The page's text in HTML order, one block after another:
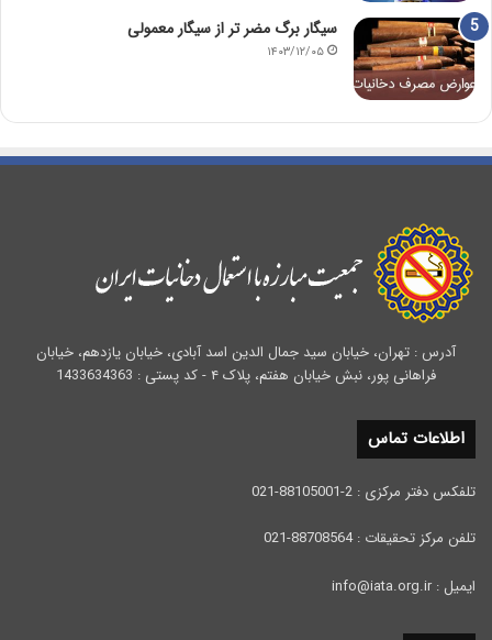
سیگار برگ مضر تر از سیگار معمولی
۱۴۰۳/۱۲/۰۵
آدرس : تهران، خیابان سید جمال الدین اسد آبادی، خیابان یازدهم، خیابان
فراهانی پور، نبش خیابان هفتم، پلاک ۴ - کد پستی : 1433634363
اطلاعات تماس
تلفکس دفتر مرکزی : 2-88105001-021
تلفن مرکز تحقیقات : 88708564-021
ایمیل : info@iata.org.ir